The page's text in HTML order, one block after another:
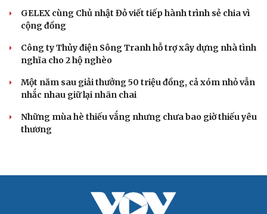
GELEX cùng Chủ nhật Đỏ viết tiếp hành trình sẻ chia vì
cộng đồng
Công ty Thủy điện Sông Tranh hỗ trợ xây dựng nhà tình
nghĩa cho 2 hộ nghèo
Một năm sau giải thưởng 50 triệu đồng, cả xóm nhỏ vẫn
nhắc nhau giữ lại nhãn chai
Những mùa hè thiếu vắng nhưng chưa bao giờ thiếu yêu
thương